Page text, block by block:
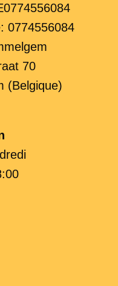
0774556084
70
(Belgique)